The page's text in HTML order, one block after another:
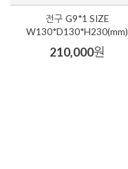
전구 G9*1 SIZE
W130*D130*H230(mm)
210,000원